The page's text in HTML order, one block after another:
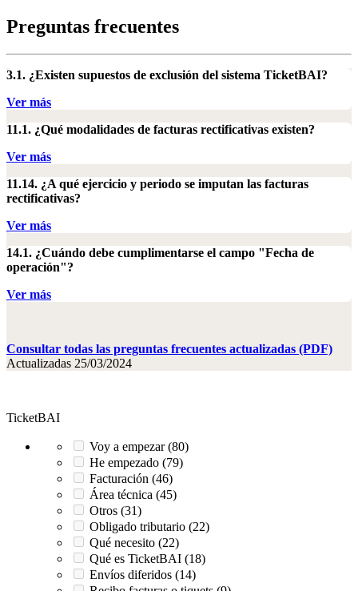
Preguntas frecuentes
3.1. ¿Existen supuestos de exclusión del sistema TicketBAI?
Ver más
11.1. ¿Qué modalidades de facturas rectificativas existen?
Ver más
11.14. ¿A qué ejercicio y periodo se imputan las facturas
rectificativas?
Ver más
14.1. ¿Cuándo debe cumplimentarse el campo "Fecha de
operación"?
Ver más
Consultar todas las preguntas frecuentes actualizadas (PDF)
Actualizadas 25/03/2024
TicketBAI
Voy a empezar (80)
He empezado (79)
Facturación (46)
Área técnica (45)
Otros (31)
Obligado tributario (22)
Qué necesito (22)
Qué es TicketBAI (18)
Envíos diferidos (14)